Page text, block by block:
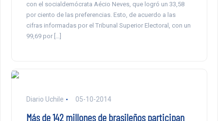
con el socialdemócrata Aécio Neves, que logró un 33,58
por ciento de las preferencias. Esto, de acuerdo a las
cifras informadas por el Tribunal Superior Electoral, con un
99,69 por […]
Diario Uchile 05-10-2014
Más de 142 millones de brasileños participan